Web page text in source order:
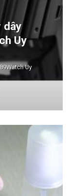
dây
Uy
Uy